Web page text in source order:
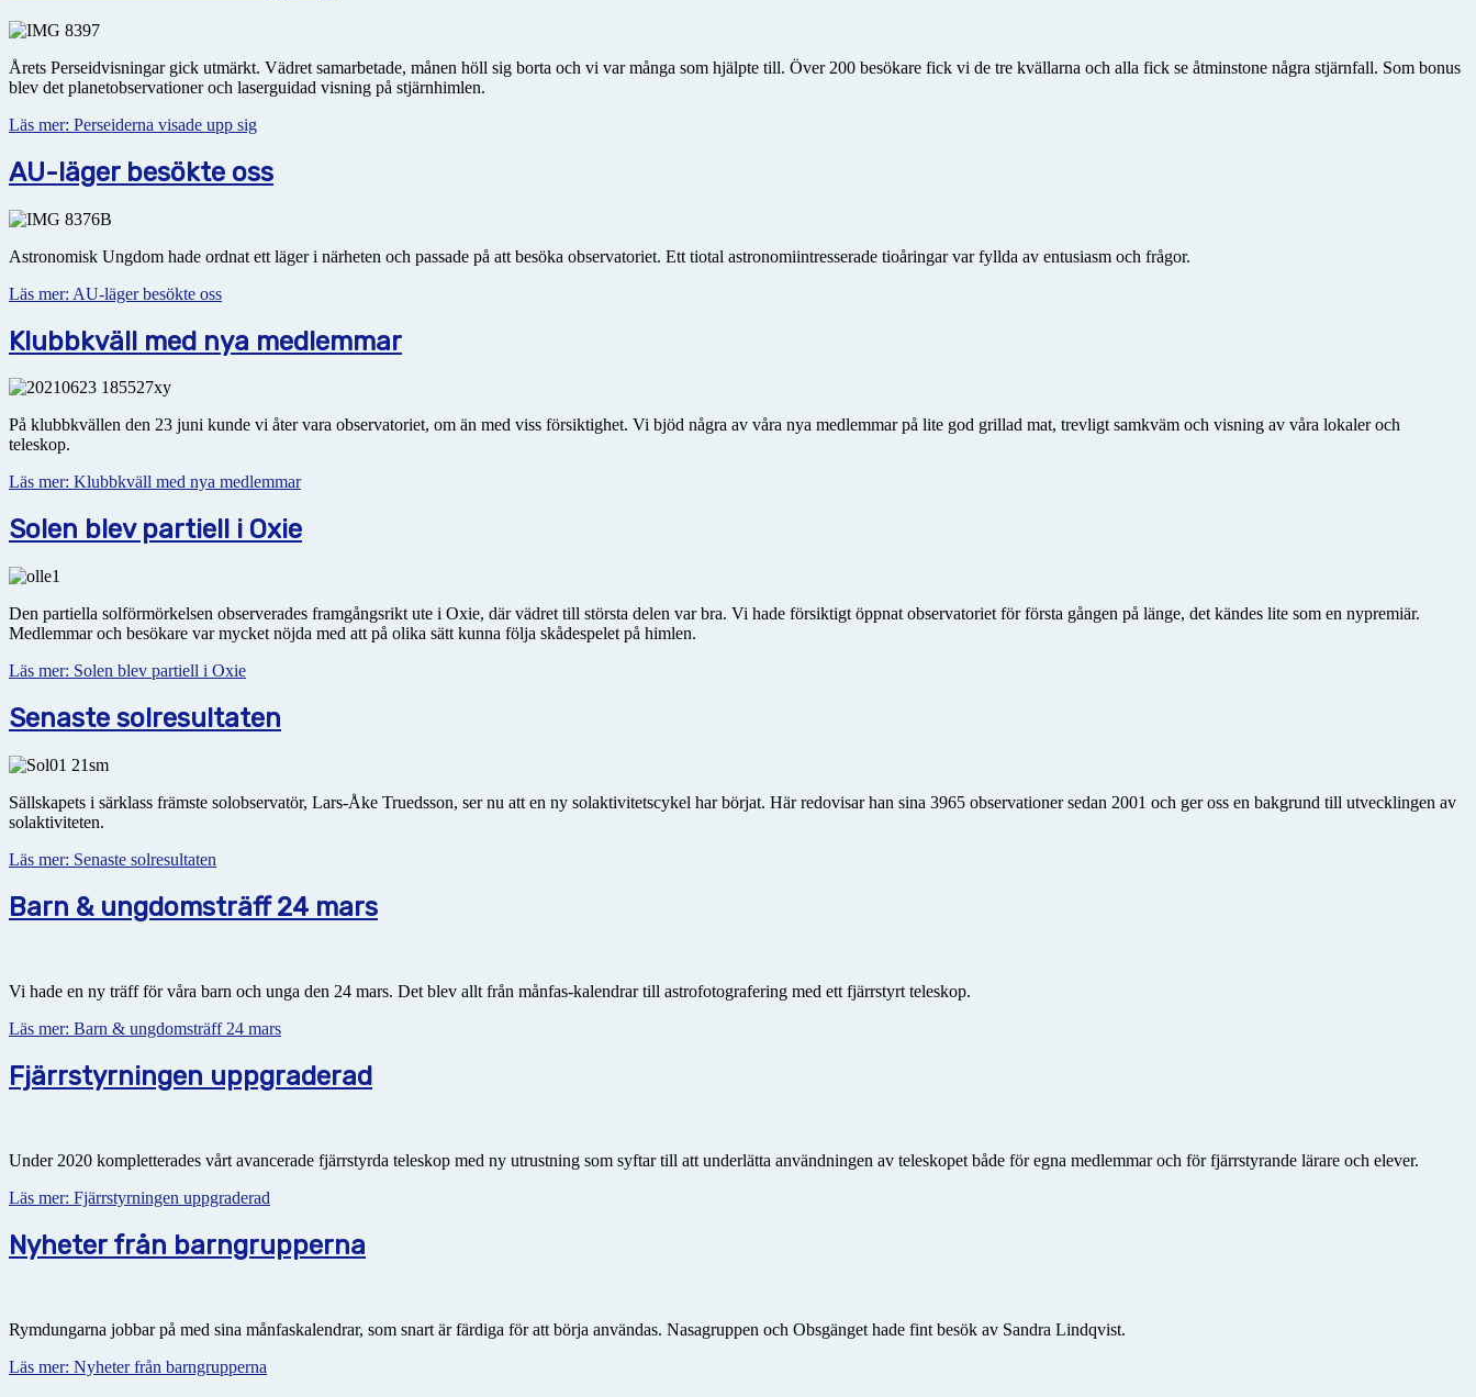
Årets Perseidvisningar gick utmärkt. Vädret samarbetade, månen höll sig borta och vi var många som hjälpte till. Över 200 besökare fick vi de tre kvällarna och alla fick se åtminstone några stjärnfall. Som bonus
blev det planetobservationer och laserguidad visning på stjärnhimlen.
Läs mer: Perseiderna visade upp sig
AU-läger besökte oss
Astronomisk Ungdom hade ordnat ett läger i närheten och passade på att besöka observatoriet. Ett tiotal astronomiintresserade tioåringar var fyllda av entusiasm och frågor.
Läs mer: AU-läger besökte oss
Klubbkväll med nya medlemmar
På klubbkvällen den 23 juni kunde vi åter vara observatoriet, om än med viss försiktighet. Vi bjöd några av våra nya medlemmar på lite god grillad mat, trevligt samkväm och visning av våra lokaler och
teleskop.
Läs mer: Klubbkväll med nya medlemmar
Solen blev partiell i Oxie
Den partiella solförmörkelsen observerades framgångsrikt ute i Oxie, där vädret till största delen var bra. Vi hade försiktigt öppnat observatoriet för första gången på länge, det kändes lite som en nypremiär.
Medlemmar och besökare var mycket nöjda med att på olika sätt kunna följa skådespelet på himlen.
Läs mer: Solen blev partiell i Oxie
Senaste solresultaten
Sällskapets i särklass främste solobservatör, Lars-Åke Truedsson, ser nu att en ny solaktivitetscykel har börjat. Här redovisar han sina 3965 observationer sedan 2001 och ger oss en bakgrund till utvecklingen av
solaktiviteten.
Läs mer: Senaste solresultaten
Barn & ungdomsträff 24 mars
Vi hade en ny träff för våra barn och unga den 24 mars. Det blev allt från månfas-kalendrar till astrofotografering med ett fjärrstyrt teleskop.
Läs mer: Barn & ungdomsträff 24 mars
Fjärrstyrningen uppgraderad
Under 2020 kompletterades vårt avancerade fjärrstyrda teleskop med ny utrustning som syftar till att underlätta användningen av teleskopet både för egna medlemmar och för fjärrstyrande lärare och elever.
Läs mer: Fjärrstyrningen uppgraderad
Nyheter från barngrupperna
Rymdungarna jobbar på med sina månfaskalendrar, som snart är färdiga för att börja användas. Nasagruppen och Obsgänget hade fint besök av Sandra Lindqvist.
Läs mer: Nyheter från barngrupperna